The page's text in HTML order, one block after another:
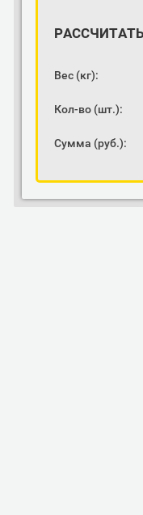
Вес (кг):
Кол-во (шт.):
Сумма (руб.):